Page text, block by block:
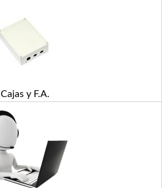
Cajas y F.A.